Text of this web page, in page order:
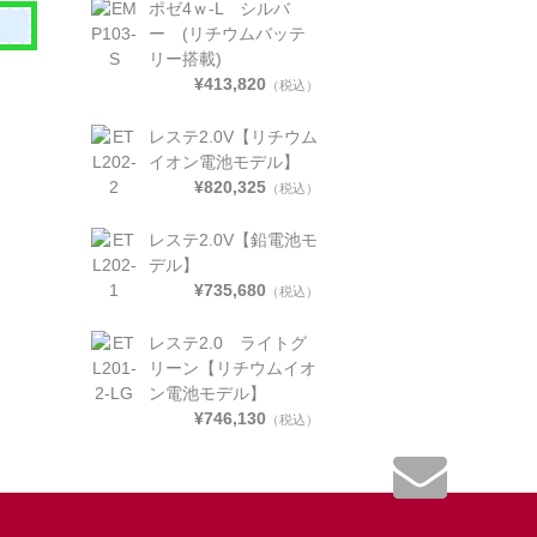
ポゼ4ｗ-L シルバ
ー (リチウムバッテ
リー搭載)
¥413,820 （税込）
レステ2.0V【リチウム
イオン電池モデル】
¥820,325 （税込）
レステ2.0V【鉛電池モ
デル】
¥735,680 （税込）
レステ2.0 ライトグ
リーン【リチウムイオ
ン電池モデル】
¥746,130 （税込）